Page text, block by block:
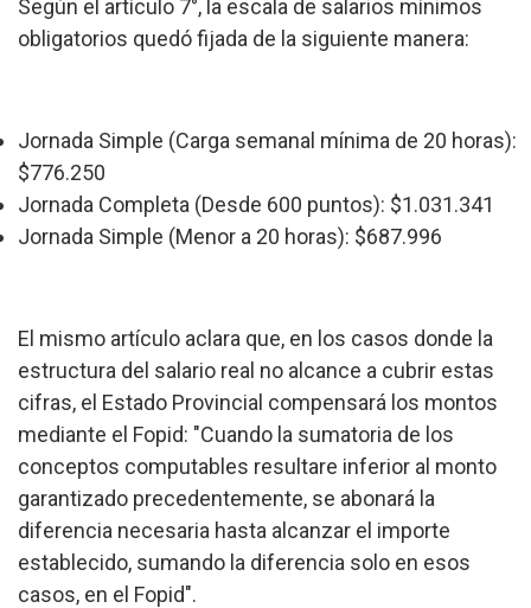
Según el artículo 7°, la escala de salarios mínimos
obligatorios quedó fijada de la siguiente manera:
Jornada Simple (Carga semanal mínima de 20 horas):
$776.250
Jornada Completa (Desde 600 puntos): $1.031.341
Jornada Simple (Menor a 20 horas): $687.996
El mismo artículo aclara que, en los casos donde la
estructura del salario real no alcance a cubrir estas
cifras, el Estado Provincial compensará los montos
mediante el Fopid: "Cuando la sumatoria de los
conceptos computables resultare inferior al monto
garantizado precedentemente, se abonará la
diferencia necesaria hasta alcanzar el importe
establecido, sumando la diferencia solo en esos
casos, en el Fopid".